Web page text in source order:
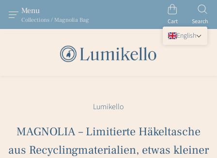
Menu
Collections / Magnolia Bag Cart Search
Lumikello
MAGNOLIA – Limitierte Häkeltasche
aus Recyclingmaterialien, etwas kleiner
English